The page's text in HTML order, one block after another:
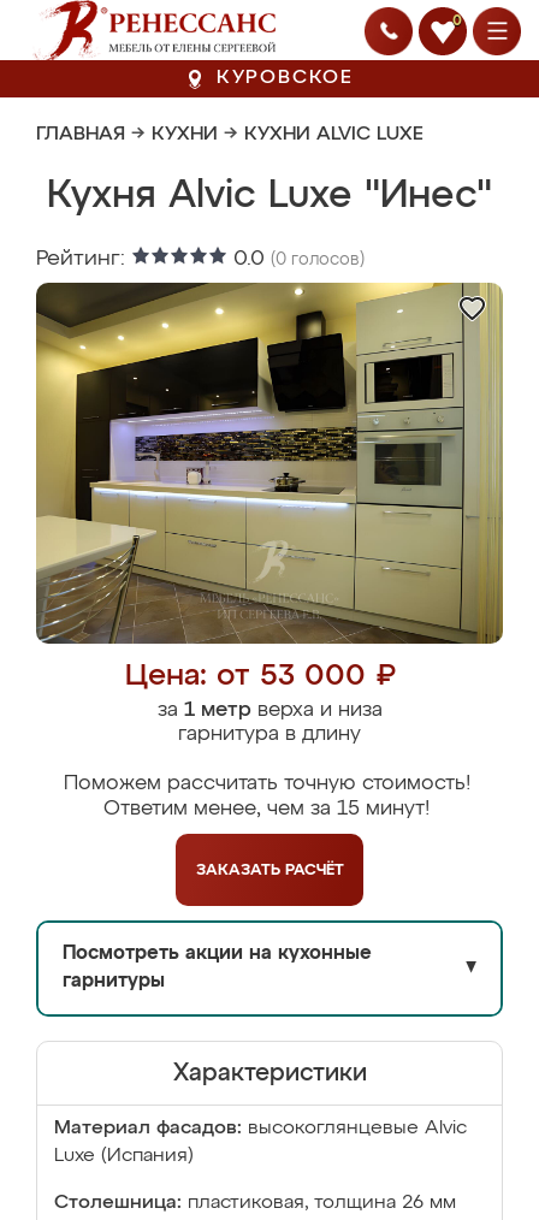
0
КУРОВСКОЕ
ГЛАВНАЯ → КУХНИ → КУХНИ ALVIC LUXE
Кухня Alvic Luxe "Инес"
Рейтинг: 0.0 (0 голосов)
Цена: от 53 000 ₽
за 1 метрверха и низа
гарнитура в длину
Поможем рассчитать точную стоимость!
Ответим менее, чем за 15 минут!
ЗАКАЗАТЬ РАСЧЁТ
Посмотреть акции на кухонные
гарнитуры
▼
Характеристики
Материал фасадов: высокоглянцевые Аlvic
Luxe (Испания)
Столешница: пластиковая, толщина 26 мм